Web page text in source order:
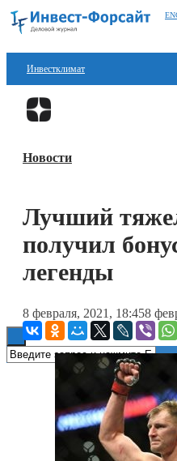
Инвестклимат
Финансы
Блокчейн
Технологии
Новости
Лучший
получил
легенды
8 февраля, 2021, 18:458